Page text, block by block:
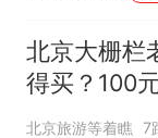
北京大栅栏
得买？100
敢买吗？千
北京旅游等着瞧 7